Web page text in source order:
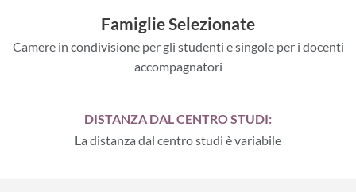
Famiglie Selezionate
Camere in condivisione per gli studenti e singole per i docenti
accompagnatori
DISTANZA DAL CENTRO STUDI:
La distanza dal centro studi è variabile